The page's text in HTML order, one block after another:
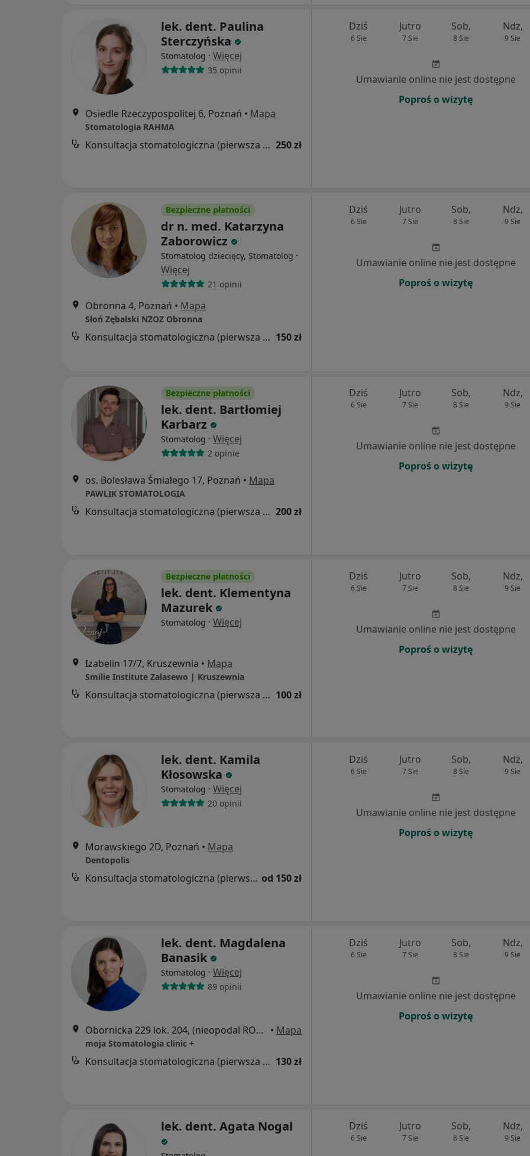
lek. dent. Paulina
Sterczyńska
Stomatolog · Więcej
35 opinii
Osiedle Rzeczypospolitej 6, Poznań • Mapa
Stomatologia RAHMA
Konsultacja stomatologiczna (pierwsza wizyta) 250 zł
Dziś
6 Sie
Jutro
7 Sie
Sob,
8 Sie
Ndz,
9 Sie
Umawianie online nie jest dostępne
Poproś o wizytę
Bezpieczne płatności
dr n. med. Katarzyna
Zaborowicz
Stomatolog dziecięcy, Stomatolog ·
Więcej
21 opinii
Obronna 4, Poznań • Mapa
Słoń Zębalski NZOZ Obronna
Konsultacja stomatologiczna (pierwsza wizyta) 150 zł
Dziś
6 Sie
Jutro
7 Sie
Sob,
8 Sie
Ndz,
9 Sie
Umawianie online nie jest dostępne
Poproś o wizytę
Bezpieczne płatności
lek. dent. Bartłomiej
Karbarz
Stomatolog · Więcej
2 opinie
os. Bolesława Śmiałego 17, Poznań • Mapa
PAWLIK STOMATOLOGIA
Konsultacja stomatologiczna (pierwsza wizyta) 200 zł
Dziś
6 Sie
Jutro
7 Sie
Sob,
8 Sie
Ndz,
9 Sie
Umawianie online nie jest dostępne
Poproś o wizytę
Bezpieczne płatności
lek. dent. Klementyna
Mazurek
Stomatolog · Więcej
Izabelin 17/7, Kruszewnia • Mapa
Smilie Institute Zalasewo | Kruszewnia
Konsultacja stomatologiczna (pierwsza wizyta) 100 zł
Dziś
6 Sie
Jutro
7 Sie
Sob,
8 Sie
Ndz,
9 Sie
Umawianie online nie jest dostępne
Poproś o wizytę
lek. dent. Kamila
Kłosowska
Stomatolog · Więcej
20 opinii
Morawskiego 2D, Poznań • Mapa
Dentopolis
Konsultacja stomatologiczna (pierwsza wizyta) od 150 zł
Dziś
6 Sie
Jutro
7 Sie
Sob,
8 Sie
Ndz,
9 Sie
Umawianie online nie jest dostępne
Poproś o wizytę
lek. dent. Magdalena
Banasik
Stomatolog · Więcej
89 opinii
Obornicka 229 lok. 204, (nieopodal RONDA OBORNICKIEGO, naprzeciwko marketu ALDI,"Galeria Arkada"), Poznań • Mapa
moja Stomatologia clinic +
Konsultacja stomatologiczna (pierwsza wizyta) 130 zł
Dziś
6 Sie
Jutro
7 Sie
Sob,
8 Sie
Ndz,
9 Sie
Umawianie online nie jest dostępne
Poproś o wizytę
lek. dent. Agata Nogal Dziś
6 Sie
Jutro
7 Sie
Sob,
8 Sie
Ndz,
9 Sie